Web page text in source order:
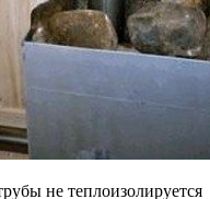
не теплоизолируется